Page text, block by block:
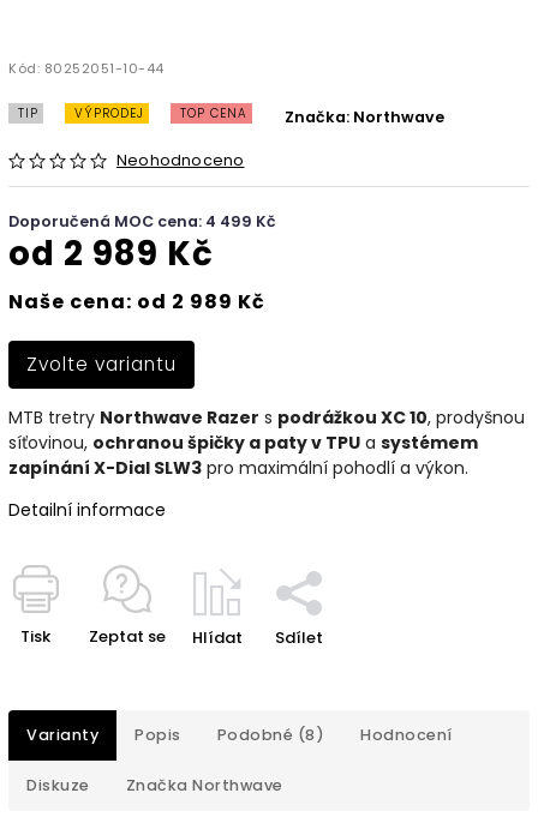
Kód: 80252051-10-44
TIP VÝPRODEJ TOP CENA
Neohodnoceno
Značka: Northwave
Doporučená MOC cena: 4 499 Kč
od 2 989 Kč
Naše cena: od 2 989 Kč
Zvolte variantu
MTB tretry Northwave Razer s podrážkou XC 10, prodyšnou
síťovinou, ochranou špičky a paty v TPU a systémem
zapínání X-Dial SLW3 pro maximální pohodlí a výkon.
Detailní informace
Tisk Zeptat se Hlídat Sdílet
Varianty Popis Podobné (8) Hodnocení
Diskuze Značka Northwave